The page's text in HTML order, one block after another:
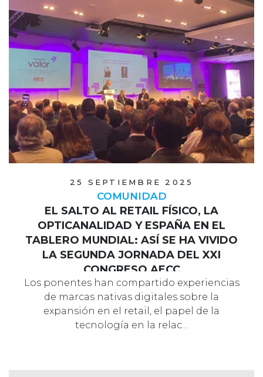
25 SEPTIEMBRE 2025
COMUNIDAD
EL SALTO AL RETAIL FÍSICO, LA
OPTICANALIDAD Y ESPAÑA EN EL
TABLERO MUNDIAL: ASÍ SE HA VIVIDO
LA SEGUNDA JORNADA DEL XXI
CONGRESO AECC
Los ponentes han compartido experiencias
de marcas nativas digitales sobre la
expansión en el retail, el papel de la
tecnología en la relac…